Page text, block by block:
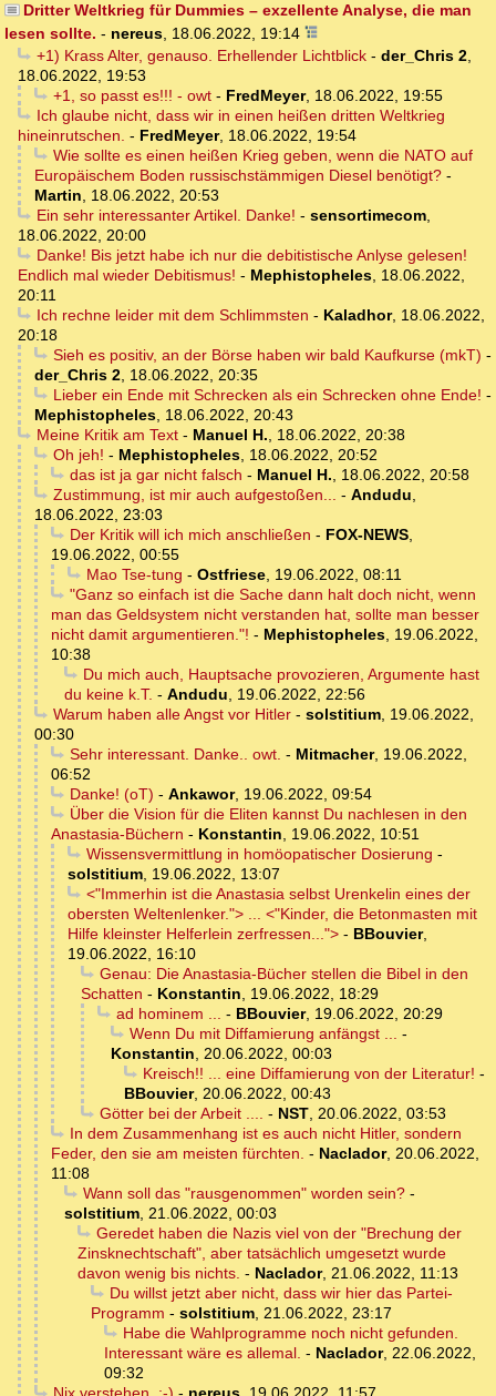
Dritter Weltkrieg für Dummies – exzellente Analyse, die man
lesen sollte. - nereus, 18.06.2022, 19:14
+1) Krass Alter, genauso. Erhellender Lichtblick- der_Chris 2,
18.06.2022, 19:53
+1, so passt es!!! - owt- FredMeyer, 18.06.2022, 19:55
Ich glaube nicht, dass wir in einen heißen dritten Weltkrieg
hineinrutschen. - FredMeyer, 18.06.2022, 19:54
Wie sollte es einen heißen Krieg geben, wenn die NATO auf
Europäischem Boden russischstämmigen Diesel benötigt? -
Martin, 18.06.2022, 20:53
Ein sehr interessanter Artikel. Danke! - sensortimecom,
18.06.2022, 20:00
Danke! Bis jetzt habe ich nur die debitistische Anlyse gelesen!
Endlich mal wieder Debitismus! - Mephistopheles, 18.06.2022,
20:11
Ich rechne leider mit dem Schlimmsten - Kaladhor, 18.06.2022,
20:18
Sieh es positiv, an der Börse haben wir bald Kaufkurse (mkT) -
der_Chris 2, 18.06.2022, 20:35
Lieber ein Ende mit Schrecken als ein Schrecken ohne Ende! -
Mephistopheles, 18.06.2022, 20:43
Meine Kritik am Text- Manuel H., 18.06.2022, 20:38
Oh jeh! - Mephistopheles, 18.06.2022, 20:52
das ist ja gar nicht falsch - Manuel H., 18.06.2022, 20:58
Zustimmung, ist mir auch aufgestoßen... - Andudu,
18.06.2022, 23:03
Der Kritik will ich mich anschließen - FOX-NEWS,
19.06.2022, 00:55
Mao Tse-tung - Ostfriese, 19.06.2022, 08:11
"Ganz so einfach ist die Sache dann halt doch nicht, wenn
man das Geldsystem nicht verstanden hat, sollte man besser
nicht damit argumentieren."! - Mephistopheles, 19.06.2022,
10:38
Du mich auch, Hauptsache provozieren, Argumente hast
du keine k.T. - Andudu, 19.06.2022, 22:56
Warum haben alle Angst vor Hitler- solstitium, 19.06.2022,
00:30
Sehr interessant. Danke.. owt. - Mitmacher, 19.06.2022,
06:52
Danke! (oT) - Ankawor, 19.06.2022, 09:54
Über die Vision für die Eliten kannst Du nachlesen in den
Anastasia-Büchern - Konstantin, 19.06.2022, 10:51
Wissensvermittlung in homöopatischer Dosierung -
solstitium, 19.06.2022, 13:07
<"Immerhin ist die Anastasia selbst Urenkelin eines der
obersten Weltenlenker."> ... <"Kinder, die Betonmasten mit
Hilfe kleinster Helferlein zerfressen..."> - BBouvier,
19.06.2022, 16:10
Genau: Die Anastasia-Bücher stellen die Bibel in den
Schatten - Konstantin, 19.06.2022, 18:29
ad hominem ... - BBouvier, 19.06.2022, 20:29
Wenn Du mit Diffamierung anfängst ... -
Konstantin, 20.06.2022, 00:03
Kreisch!! ... eine Diffamierung von der Literatur! -
BBouvier, 20.06.2022, 00:43
Götter bei der Arbeit .... - NST, 20.06.2022, 03:53
In dem Zusammenhang ist es auch nicht Hitler, sondern
Feder, den sie am meisten fürchten. - Naclador, 20.06.2022,
11:08
Wann soll das "rausgenommen" worden sein?-
solstitium, 21.06.2022, 00:03
Geredet haben die Nazis viel von der "Brechung der
Zinsknechtschaft", aber tatsächlich umgesetzt wurde
davon wenig bis nichts. - Naclador, 21.06.2022, 11:13
Du willst jetzt aber nicht, dass wir hier das Partei-
Programm - solstitium, 21.06.2022, 23:17
Habe die Wahlprogramme noch nicht gefunden.
Interessant wäre es allemal. - Naclador, 22.06.2022,
09:32